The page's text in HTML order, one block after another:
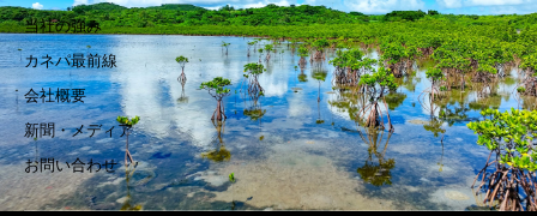
当社の強み
カネパ最前線
会社概要
新聞・メディア
お問い合わせ